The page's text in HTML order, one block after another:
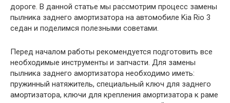
дороге. В данной статье мы рассмотрим процесс замены
пылника заднего амортизатора на автомобиле Kia Rio 3
седан и поделимся полезными советами.
Перед началом работы рекомендуется подготовить все
необходимые инструменты и запчасти. Для замены
пылника заднего амортизатора необходимо иметь:
пружинный натяжитель, специальный ключ для заднего
амортизатора, ключи для крепления амортизатора к раме